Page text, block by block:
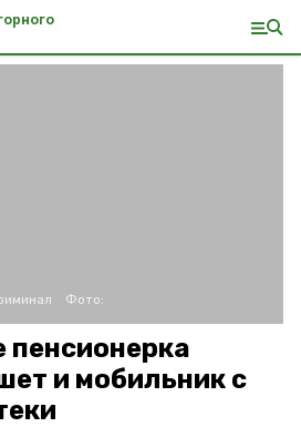
Фото:
пенсионерка
и мобильник с